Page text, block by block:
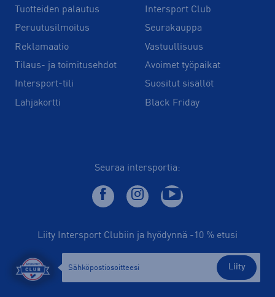
Tuotteiden palautus
Peruutusilmoitus
Reklamaatio
Tilaus- ja toimitusehdot
Intersport-tili
Lahjakortti
Intersport Club
Seurakauppa
Vastuullisuus
Avoimet työpaikat
Suositut sisällöt
Black Friday
Seuraa intersportia:
Liity Intersport Clubiin ja hyödynnä -10 % etusi
Liity